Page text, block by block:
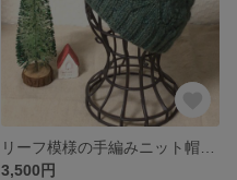
3,500円